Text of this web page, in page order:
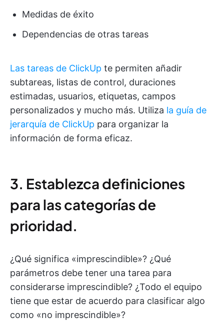
Medidas de éxito
Dependencias de otras tareas
Las tareas de ClickUp te permiten añadir
subtareas, listas de control, duraciones
estimadas, usuarios, etiquetas, campos
personalizados y mucho más. Utiliza la guía de
jerarquía de ClickUp para organizar la
información de forma eficaz.
3. Establezca definiciones
para las categorías de
prioridad.
¿Qué significa «imprescindible»? ¿Qué
parámetros debe tener una tarea para
considerarse imprescindible? ¿Todo el equipo
tiene que estar de acuerdo para clasificar algo
como «no imprescindible»?